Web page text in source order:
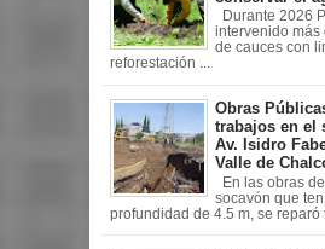
Durante 2026
intervenido más
de cauces con
reforestación ...
Obras
trabajos en el
Av. Isidro
Valle de
En las obras
socavón que
profundidad de 4.5 m, se reparó